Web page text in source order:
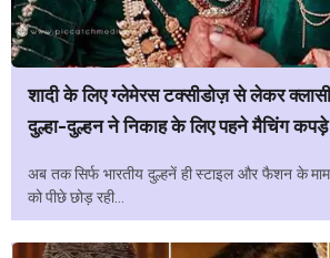
शादी के लिए ग्लेमेरस टक्सीडोज़ से लेकर
दुल्हा-दुल्हन ने निकाह के लिए पहने मैचिंग कपड़े
अब तक सिर्फ भारतीय दुल्हनें ही स्टाइल और फैशन के
को पीछे छोड़ रही...